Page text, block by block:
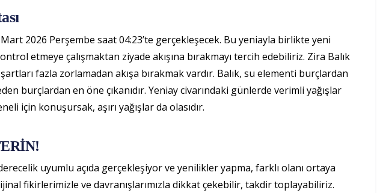
2026 Perşembe saat 04:23’te gerçekleşecek. Bu yeniayla birlikte yeni
etmeye çalışmaktan ziyade akışına bırakmayı tercih edebiliriz. Zira Balık
fazla zorlamadan akışa bırakmak vardır. Balık, su elementi burçlardan
burçlardan en öne çıkanıdır. Yeniay civarındaki günlerde verimli yağışlar
için konuşursak, aşırı yağışlar da olasıdır.
uyumlu açıda gerçekleşiyor ve yenilikler yapma, farklı olanı ortaya
fikirlerimizle ve davranışlarımızla dikkat çekebilir, takdir toplayabiliriz.